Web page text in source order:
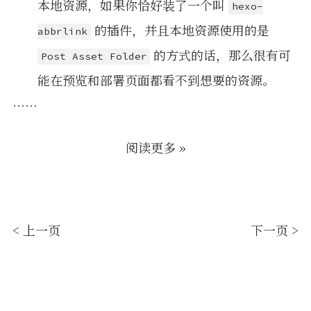
本地资源，如果你恰好装了一个叫
hexo-
abbrlink
的插件，并且本地资源使用的是
Post Asset Folder
的方式的话，那么很有可
能在预览和部署页面都看不到想要的资源。
……
阅读更多 »
< 上一页 下一页 >